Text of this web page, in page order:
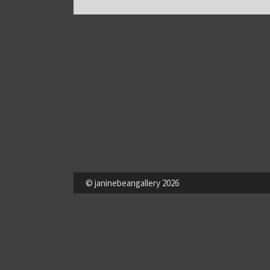
© janinebeangallery 2026